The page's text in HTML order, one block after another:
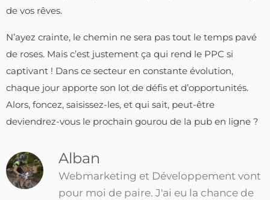
de vos rêves.
N’ayez crainte, le chemin ne sera pas tout le temps pavé
de roses. Mais c’est justement ça qui rend le PPC si
captivant ! Dans ce secteur en constante évolution,
chaque jour apporte son lot de défis et d’opportunités.
Alors, foncez, saisissez-les, et qui sait, peut-être
deviendrez-vous le prochain gourou de la pub en ligne ?
Alban
Webmarketing et Développement vont
pour moi de paire. J'ai eu la chance de